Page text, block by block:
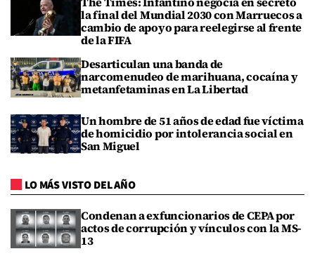
la final del Mundial 2030 con Marruecos a
cambio de apoyo para reelegirse al frente
de la FIFA
Desarticulan una banda de
narcomenudeo de marihuana, cocaína y
metanfetaminas en La Libertad
Un hombre de 51 años de edad fue víctima
de homicidio por intolerancia social en
San Miguel
LO MÁS VISTO DEL AÑO
Condenan a exfuncionarios de CEPA por
actos de corrupción y vínculos con la MS-
13